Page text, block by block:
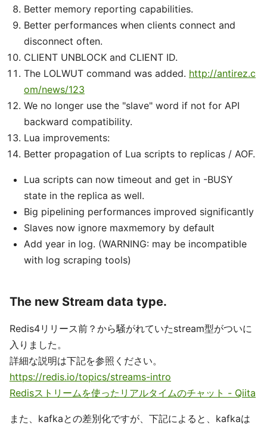
Better memory reporting capabilities.
Better performances when clients connect and
disconnect often.
CLIENT UNBLOCK and CLIENT ID.
The LOLWUT command was added. http://antirez.c
om/news/123
We no longer use the "slave" word if not for API
backward compatibility.
Lua improvements:
Better propagation of Lua scripts to replicas / AOF.
Lua scripts can now timeout and get in -BUSY
state in the replica as well.
Big pipelining performances improved significantly
Slaves now ignore maxmemory by default
Add year in log. (WARNING: may be incompatible
with log scraping tools)
The new Stream data type.
Redis4リリース前？から騒がれていたstream型がついに
入りました。
詳細な説明は下記を参照ください。
https://redis.io/topics/streams-intro
Redisストリームを使ったリアルタイムのチャット - Qiita
また、kafkaとの差別化ですが、下記によると、kafkaは